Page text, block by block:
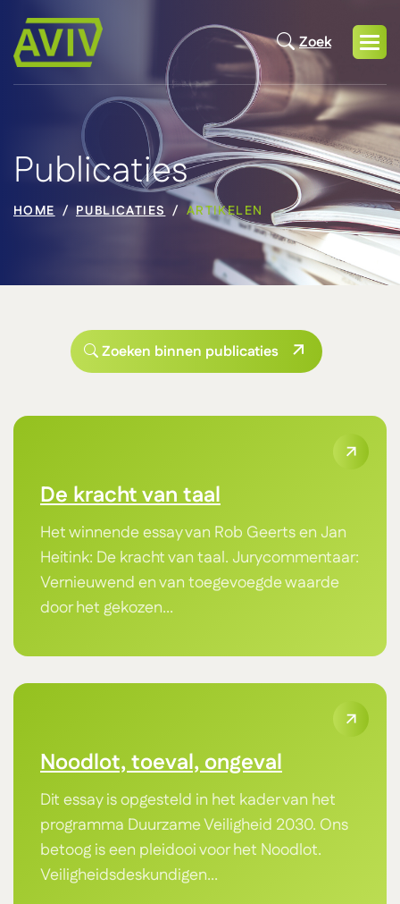
Zoek
Publicaties
HOME PUBLICATIES ARTIKELEN
Zoeken binnen publicaties
De kracht van taal
Het winnende essay van Rob Geerts en Jan
Heitink: De kracht van taal. Jurycommentaar:
Vernieuwend en van toegevoegde waarde
door het gekozen...
Noodlot, toeval, ongeval
Dit essay is opgesteld in het kader van het
programma Duurzame Veiligheid 2030. Ons
betoog is een pleidooi voor het Noodlot.
Veiligheidsdeskundigen...